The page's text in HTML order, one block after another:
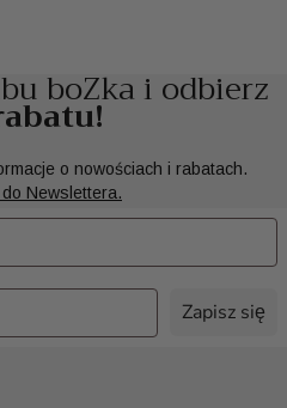
boZka i odbierz
o nowościach i rabatach.
Newslettera.
Zapisz się